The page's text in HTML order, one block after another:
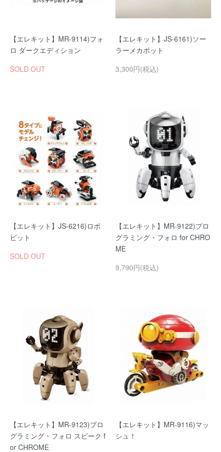
【エレキット】MR-9114)フォ
ロ ダークエディション
SOLD OUT
【エレキット】JS-6161)ソー
ラーメカボット
3,300円(税込)
【エレキット】JS-6216)ロボ
ビット
SOLD OUT
【エレキット】MR-9122)プロ
グラミング・フォロ for CHRO
ME
9,790円(税込)
【エレキット】MR-9123)プロ
グラミング・フォロ スピーク f
or CHROME
【エレキット】MR-9116)マッ
シュ！